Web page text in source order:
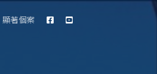
顯著個案